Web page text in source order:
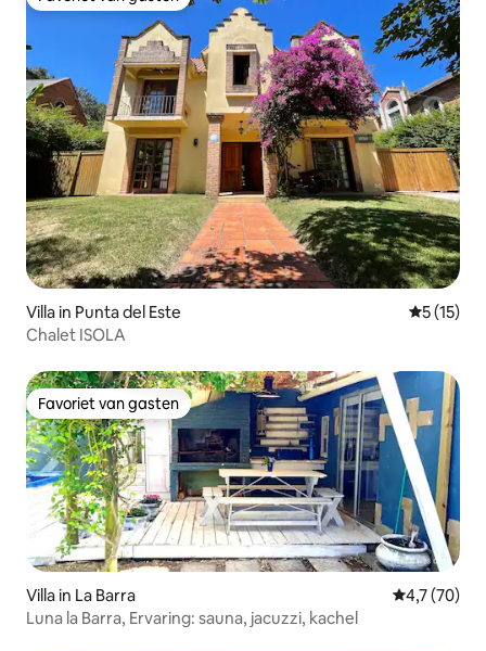
Favoriet van gasten
Villa in Punta del Este
5 (15)
Chalet ISOLA
Favoriet van gasten
Favoriet van gasten
Villa in La Barra
4,7 (70)
Luna la Barra, Ervaring: sauna, jacuzzi, kachel